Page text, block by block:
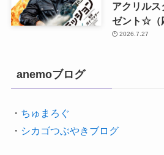
アクリルス
ゼント☆（
2026.7.27
anemoブログ
・ ちゅまろぐ
・ シカゴつぶやきブログ